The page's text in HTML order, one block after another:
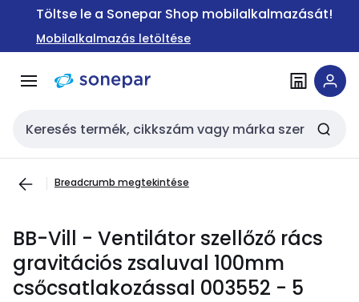
Ugrás a
Ugrás a
tartalomra
Töltse le a Sonepar Shop mobilalkalmazását!
Mobilalkalmazás letöltése
Keresési bemenet
Breadcrumb megtekintése
BB-Vill - Ventilátor szellőző rács
gravitációs zsaluval 100mm
csőcsatlakozással 003552 - 5